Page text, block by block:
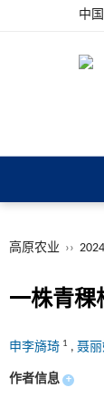
中
高原农业 ››
一株青稞
申李旖琦 1 , 聂
作者信息 +